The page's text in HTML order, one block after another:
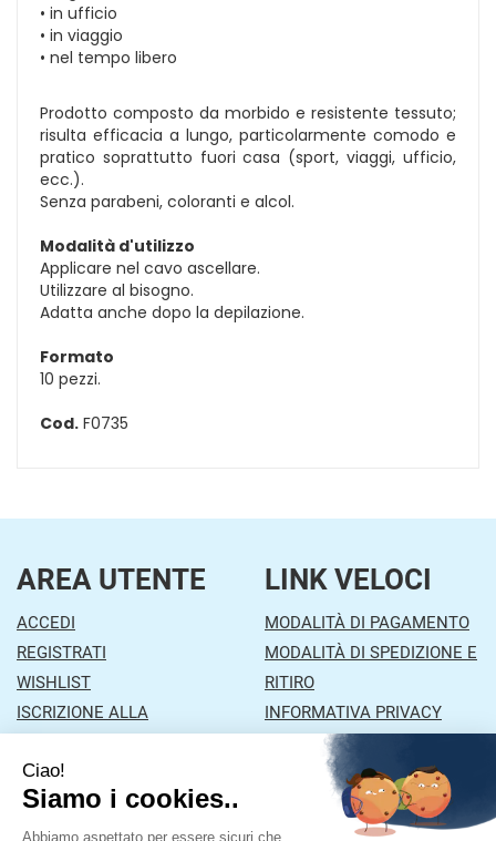
• in ufficio
• in viaggio
• nel tempo libero
Prodotto composto da morbido e resistente tessuto;
risulta efficacia a lungo, particolarmente comodo e
pratico soprattutto fuori casa (sport, viaggi, ufficio,
ecc.).
Senza parabeni, coloranti e alcol.
Modalità d'utilizzo
Applicare nel cavo ascellare.
Utilizzare al bisogno.
Adatta anche dopo la depilazione.
Formato
10 pezzi.
Cod. F0735
AREA UTENTE
ACCEDI
REGISTRATI
WISHLIST
ISCRIZIONE ALLA
CONTATTI
LINK VELOCI
MODALITÀ DI PAGAMENTO
MODALITÀ DI SPEDIZIONE E
RITIRO
INFORMATIVA PRIVACY
CONDIZIONI DI VENDITA